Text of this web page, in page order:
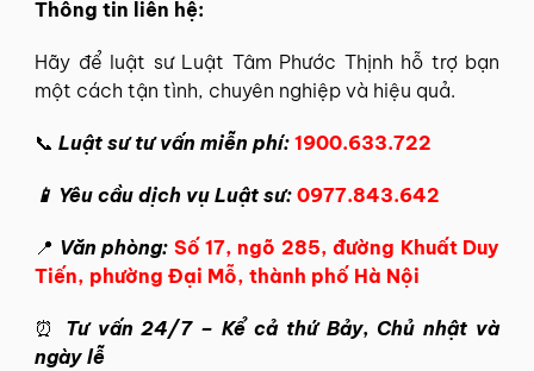
Thông tin liên hệ:
Hãy để luật sư Luật Tâm Phước Thịnh hỗ trợ bạn
một cách tận tình, chuyên nghiệp và hiệu quả.
📞 Luật sư tư vấn miễn phí: 1900.633.722
📱 Yêu cầu dịch vụ Luật sư: 0977.843.642
📍 Văn phòng: Số 17, ngõ 285, đường Khuất Duy
Tiến, phường Đại Mỗ, thành phố Hà Nội
⏰ Tư vấn 24/7 – Kể cả thứ Bảy, Chủ nhật và
ngày lễ